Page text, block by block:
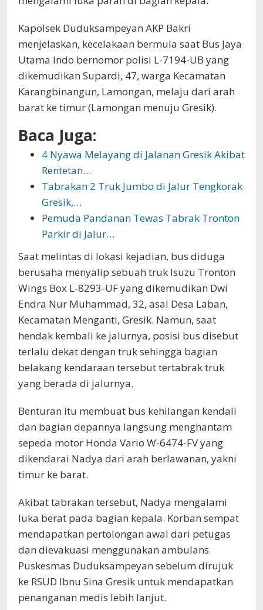
Kapolsek Duduksampeyan AKP Bakri
menjelaskan, kecelakaan bermula saat Bus Jaya
Utama Indo bernomor polisi L-7194-UB yang
dikemudikan Supardi, 47, warga Kecamatan
Karangbinangun, Lamongan, melaju dari arah
barat ke timur (Lamongan menuju Gresik).
Baca Juga:
4 Nyawa Melayang di Jalanan Gresik Akibat
Rentetan…
Tabrakan 2 Truk Jumbo di Jalur Tengkorak
Gresik,…
Pemuda Pandanan Tewas Tabrak Tronton
Parkir di Jalur…
Saat melintas di lokasi kejadian, bus diduga
berusaha menyalip sebuah truk Isuzu Tronton
Wings Box L-8293-UF yang dikemudikan Dwi
Endra Nur Muhammad, 32, asal Desa Laban,
Kecamatan Menganti, Gresik. Namun, saat
hendak kembali ke jalurnya, posisi bus disebut
terlalu dekat dengan truk sehingga bagian
belakang kendaraan tersebut tertabrak truk
yang berada di jalurnya.
Benturan itu membuat bus kehilangan kendali
dan bagian depannya langsung menghantam
sepeda motor Honda Vario W-6474-FV yang
dikendarai Nadya dari arah berlawanan, yakni
timur ke barat.
Akibat tabrakan tersebut, Nadya mengalami
luka berat pada bagian kepala. Korban sempat
mendapatkan pertolongan awal dari petugas
dan dievakuasi menggunakan ambulans
Puskesmas Duduksampeyan sebelum dirujuk
ke RSUD Ibnu Sina Gresik untuk mendapatkan
penanganan medis lebih lanjut.